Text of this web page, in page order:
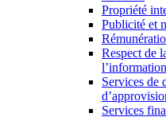
Propriété
Publicité et
Respect de
l’information
Services de
Services